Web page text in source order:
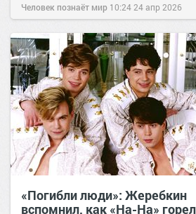
Человек познаёт мир 10:24 24 апр 2026
«Погибли люди»: Жеребкин
вспомнил, как «На-На»